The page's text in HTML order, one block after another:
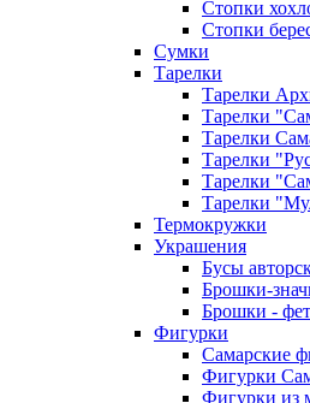
Стопки
Стопки
Сумки
Тарелки
Тарелки
Тарелки
Тарелки
Тарелки
Тарелки
Тарелки
Термокружки
Украшения
Бусы
Брошки-
Брошки -
Фигурки
Самарские
Фигурки
Фигурки из